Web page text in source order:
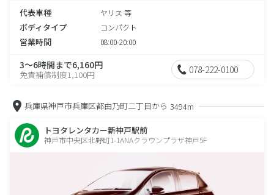
代表車種 ヤリス 等
ボディタイプ コンパクト
営業時間 08:00-20:00
3～6時間まで6,160円
免責補償制度1,100円 078-222-0100
兵庫県神戸市兵庫区都由乃町二丁目から 3494m
トヨタレンタカー新神戸駅前
神戸市中央区北野町1-1ANAクラウンプラザ神戸5F